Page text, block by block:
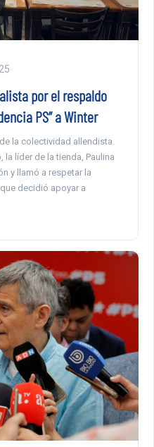
por el respaldo
PS” a Winter
la colectividad allendista.
líder de la tienda, Paulina
y llamó a respetar la
decidió apoyar a